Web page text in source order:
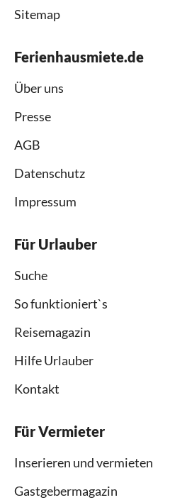
Sitemap
Ferienhausmiete.de
Über uns
Presse
AGB
Datenschutz
Impressum
Für Urlauber
Suche
So funktioniert`s
Reisemagazin
Hilfe Urlauber
Kontakt
Für Vermieter
Inserieren und vermieten
Gastgebermagazin